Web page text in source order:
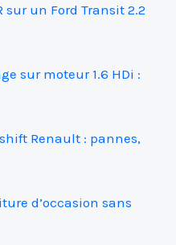
sur un Ford Transit 2.2
sur moteur 1.6 HDi :
Renault : pannes,
d’occasion sans